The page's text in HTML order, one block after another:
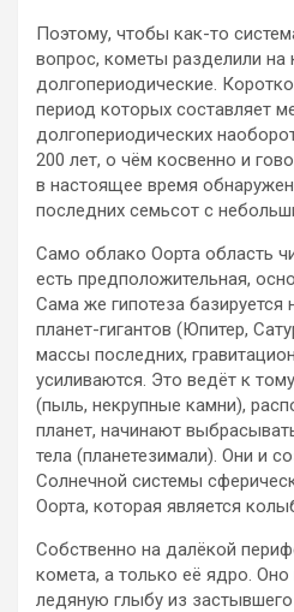
Поэтому, чтобы как-то
вопрос, кометы разделили на
долгопериодические.
период которых составляет
долгопериодических
200 лет, о чём косвенно и
в настоящее время
последних семьсот с
Само облако Оорта область
есть предположительная,
Сама же гипотеза базируется
планет-гигантов (Юпитер,
массы последних,
усиливаются. Это ведёт к
(пыль, некрупные камни),
планет, начинают
тела (планетезимали). Они и
Солнечной системы
Оорта, которая является
Собственно на далёкой
комета, а только её ядро. Оно
ледяную глыбу из застывшего